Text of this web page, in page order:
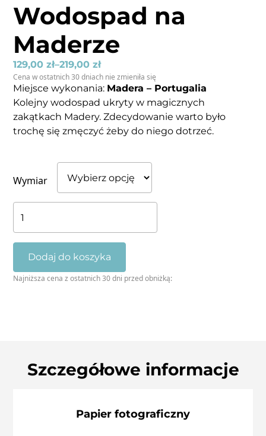
Wodospad na
Maderze
129,00zł–219,00zł
Cena w ostatnich 30 dniach nie zmieniła się
Miejsce wykonania: Madera – Portugalia
Kolejny wodospad ukryty w magicznych
zakątkach Madery. Zdecydowanie warto było
trochę się zmęczyć żeby do niego dotrzeć.
Wymiar
Wodospad
na
Maderze
Dodaj do koszyka
Najniższa cena z ostatnich 30 dni przed obniżką:
Szczegółowe informacje
Papier fotograficzny